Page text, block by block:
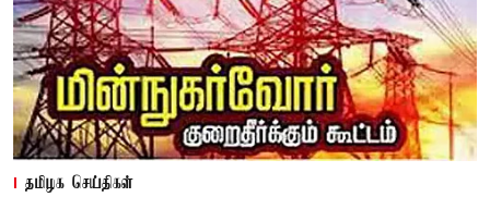
தமிழக செய்திகள்